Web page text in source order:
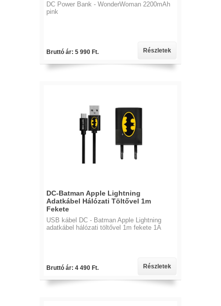
DC Power Bank - WonderWoman 2200mAh
pink
Bruttó ár: 5 990 Ft. Részletek
DC-Batman Apple Lightning
Adatkábel Hálózati Töltővel 1m
Fekete
USB kábel DC - Batman Apple Lightning
adatkábel hálózati töltővel 1m fekete 1A
Bruttó ár: 4 490 Ft. Részletek